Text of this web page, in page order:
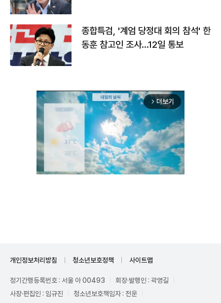
종합특검, '계엄 당정대 회의 참석' 한
동훈 참고인 조사...12일 통보
arrow_forward_ios 더보기
개인정보처리방침 청소년보호정책 사이트맵
정기간행등록번호 : 서울 아 00493
회장·발행인 : 곽영길
사장·편집인 : 임규진
청소년보호책임자 : 전운